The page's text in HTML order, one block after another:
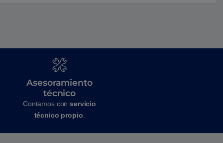
Asesoramiento
técnico
Contamos conservicio
técnico propio